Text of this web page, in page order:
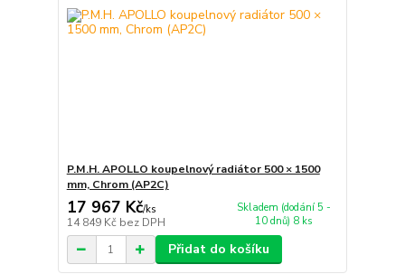
P.M.H. APOLLO koupelnový radiátor 500 × 1500
mm, Chrom (AP2C)
17 967 Kč/ks
14 849 Kč bez DPH
Skladem (dodání 5 -
10 dnů) 8 ks
Přidat do košíku